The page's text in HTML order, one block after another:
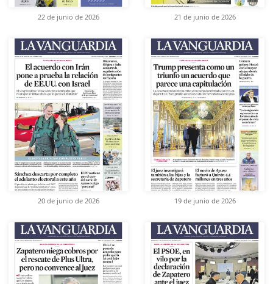
22 de junio de 2026 21 de junio de 2026
20 de junio de 2026 19 de junio de 2026